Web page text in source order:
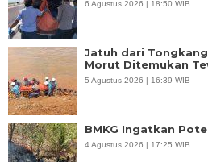
6 Agustus 2026 | 18:50 WIB
Jatuh dari
Morut Ditemukan
5 Agustus 2026 | 16:39 WIB
BMKG Ingatkan
4 Agustus 2026 | 17:25 WIB